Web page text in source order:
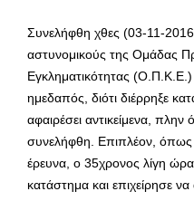
Συνελήφθη χθες (03-11-
αστυνομικούς της Ομάδας
Εγκληματικότητας
ημεδαπός, διότι διέρρηξε
αφαιρέσει αντικείμενα, πλην
συνελήφθη. Επιπλέον,
έρευνα, ο 35χρονος λίγη ώρα
κατάστημα και επιχείρησε να